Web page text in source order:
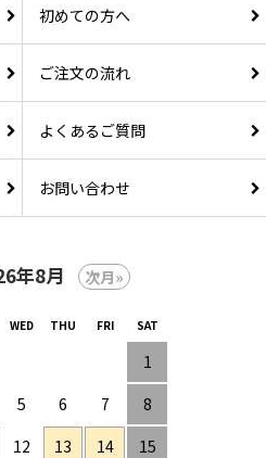
初めての方へ
ご注文の流れ
よくあるご質問
お問い合わせ
年8月 次月»
1
5 6 7
8
12 13 14
15